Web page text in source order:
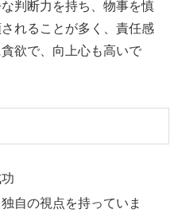
な判断力を持ち、物事を慎
れることが多く、責任感
欲で、向上心も高いで
自の視点を持っていま